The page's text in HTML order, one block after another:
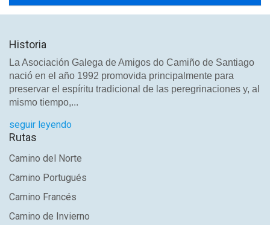
Historia
La Asociación Galega de Amigos do Camiño de Santiago
nació en el año 1992 promovida principalmente para
preservar el espíritu tradicional de las peregrinaciones y, al
mismo tiempo,...
seguir leyendo
Rutas
Camino del Norte
Camino Portugués
Camino Francés
Camino de Invierno